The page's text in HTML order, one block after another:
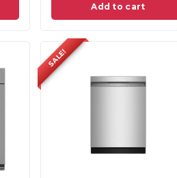
Add to cart
SALE!